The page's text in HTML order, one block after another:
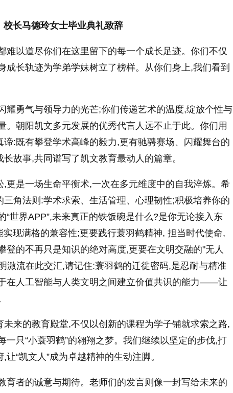
校长马德玲女士毕业典礼致辞
难以道尽你们在这里留下的每一个成长足迹。你们不仅
成长轨迹为学弟学妹树立了榜样。从你们身上,我们看到
耀勇气与领导力的光芒;你们传递艺术的温度,绽放个性与
。朝阳凯文多元发展的优秀代言人远不止于此。你们用
:既有攀登学术高峰的毅力,更有驰骋赛场、闪耀舞台的
故事,共同谱写了凯文教育最动人的篇章。
,更是一场生命平衡术,一次在多元维度中的自我淬炼。希
角法则:学术求索、生活管理、心理韧性;积极培养你的
“世界APP”,未来真正的铁饭碗是什么?是你无论接入东
实现满格的兼容性;更要践行蓑羽鹤精神, 担当时代使命,
登的不再只是知识的绝对高度,更要在文明交融的"无人
激流在此交汇,请记住:蓑羽鹤的迁徙密码,是忍耐与精准
在人工智能与人类文明之间建立价值共识的能力——让
来的教育殿堂,不仅以创新的课程为学子铺就求索之路,
一只“小蓑羽鹤”的翱翔之梦。我们继续以坚定的步伐,打
“凯文人”成为卓越精神的生动注脚。
育者的诚意与期待。老师们的发言则像一封写给未来的